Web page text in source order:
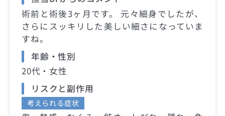
術前と術後3ヶ月です。 元々細身でしたが、
さらにスッキリした美しい細さになっていま
すね。
年齢・性別
20代・女性
リスクと副作用
考えられる症状